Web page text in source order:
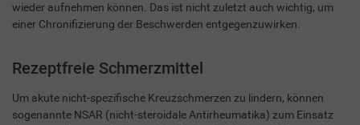
wieder aufnehmen können. Das ist nicht zuletzt auch wichtig, um
einer Chronifizierung der Beschwerden entgegenzuwirken.
Rezeptfreie Schmerzmittel
Um akute nicht-spezifische Kreuzschmerzen zu lindern, können
sogenannte NSAR (nicht-steroidale Antirheumatika) zum Einsatz